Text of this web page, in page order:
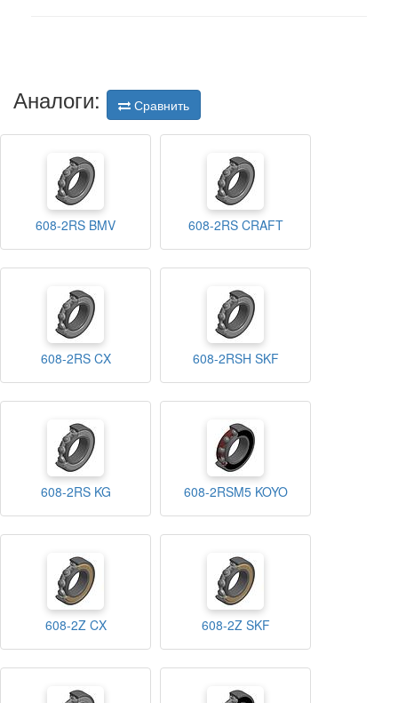
Аналоги: Сравнить
608-2RS BMV 608-2RS CRAFT
608-2RS CX 608-2RSH SKF
608-2RS KG 608-2RSM5 KOYO
608-2Z CX 608-2Z SKF